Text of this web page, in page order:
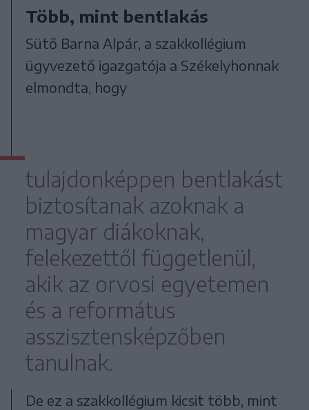
Több, mint bentlakás
Sütő Barna Alpár, a szakkollégium
ügyvezető igazgatója a Székelyhonnak
elmondta, hogy
tulajdonképpen bentlakást
biztosítanak azoknak a
magyar diákoknak,
felekezettől függetlenül,
akik az orvosi egyetemen
és a református
asszisztensképzőben
tanulnak.
De ez a szakkollégium kicsit több, mint